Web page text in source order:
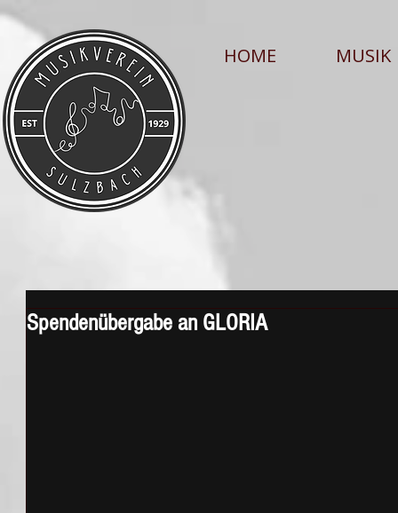
HOME MUSIK
Spendenübergabe an GLORIA